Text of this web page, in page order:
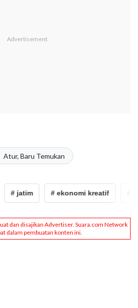
Atur, Baru Temukan
# jatim # ekonomi kreatif